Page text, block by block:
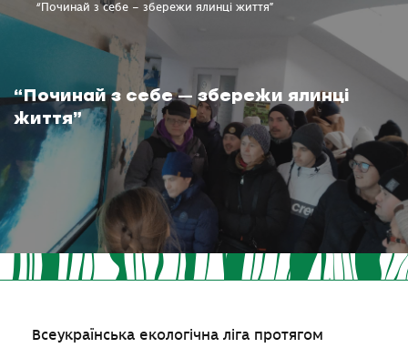
“Починай з себе – збережи ялинці
життя”
“Починай з себе – збережи ялинці життя”
Всеукраїнська екологічна ліга протягом